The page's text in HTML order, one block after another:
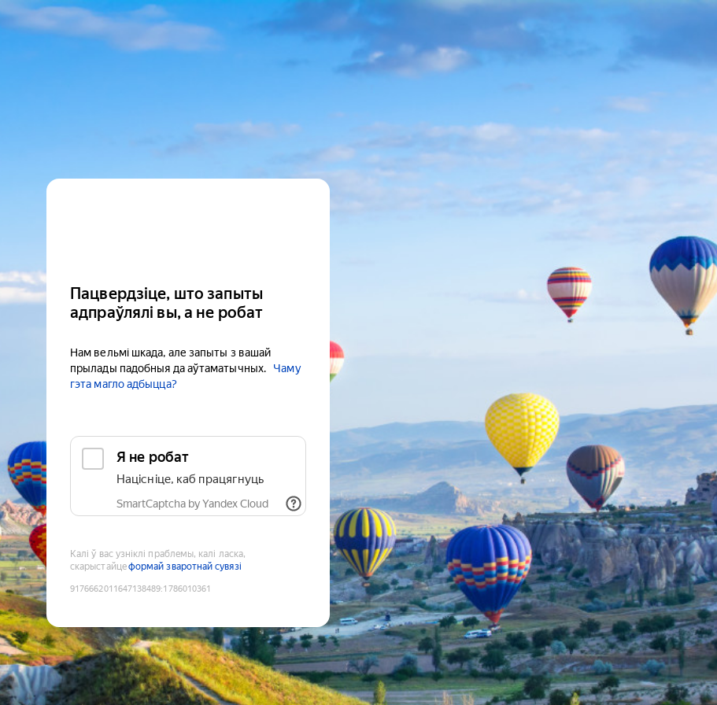
Пацвердзіце, што запыты
адпраўлялі вы, а не робат
Нам вельмі шкада, але запыты з вашай
прылады падобныя да аўтаматычных.
Чаму
гэта магло адбыцца?
Я не робат
Націсніце, каб працягнуць
SmartCaptcha by Yandex Cloud
Калі ў вас узніклі праблемы, калі ласка,
скарыстайцеформай зваротнай сувязі
9176662011647138489:1786010361